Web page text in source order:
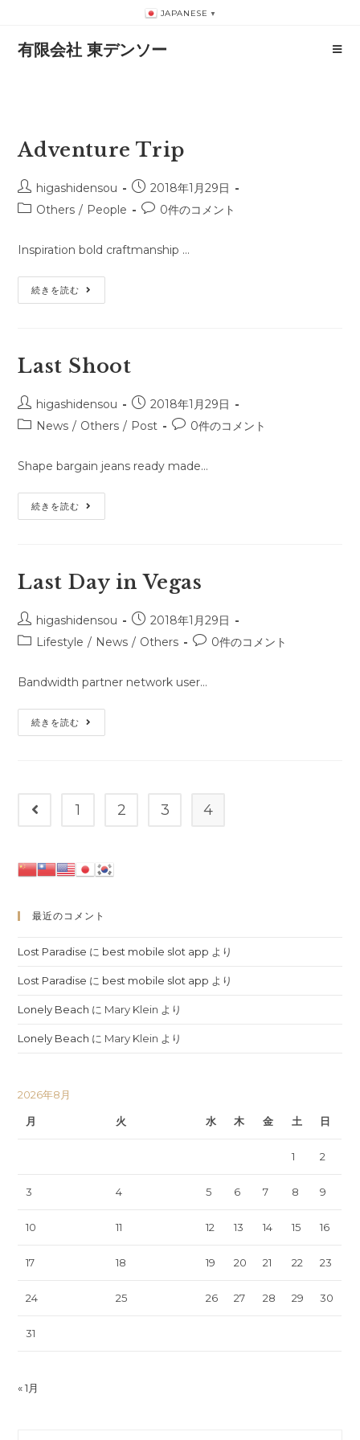
JAPANESE ▼
有限会社 東デンソー
Adventure Trip
投
稿
higashidensou
投
稿
日:
2018年1月29日
投
カ
テ
ゴ
Others / People
投
メ
0件のコメント
Inspiration bold craftmanship …
続きを読む Adventure
Trip
Last Shoot
投
稿
higashidensou
投
稿
日:
2018年1月29日
投
カ
テ
ゴ
News / Others / Post
投
メ
0件のコメント
Shape bargain jeans ready made…
続きを読む Last
Shoot
Last Day in Vegas
投
稿
higashidensou
投
稿
公
日:
2018年1月29日
投
カ
テ
ゴ
Lifestyle / News / Others
投
メ
0件のコメント
Bandwidth partner network user…
続きを読む Last
Day
前のページヘ
1 2 3 4
最近のコメント
Lost Paradise に best mobile slot app より
Lost Paradise に best mobile slot app より
Lonely Beach に Mary Klein より
Lonely Beach に Mary Klein より
2026年8月
月 火 水 木 金 土 日
1 2
3 4 5 6 7 8 9
10 11 12 13 14 15 16
17 18 19 20 21 22 23
24 25 26 27 28 29 30
31
« 1月